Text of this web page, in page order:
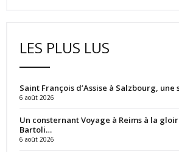
LES PLUS LUS
Saint François d’Assise à Salzbourg,
6 août 2026
Un consternant Voyage à Reims à la
Bartoli…
6 août 2026